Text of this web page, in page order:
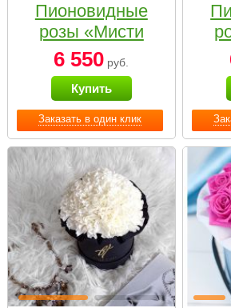
Заказать в один клик
Пионовидные
розы «Мисти
бабблс» в белой
коробке Small
6 550 руб.
Купить